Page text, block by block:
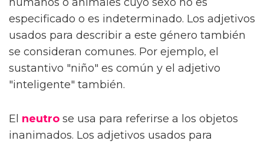
especificado o es indeterminado. Los adjetivos
usados para describir a este género también
se consideran comunes. Por ejemplo, el
sustantivo "niño" es común y el adjetivo
"inteligente" también.
El neutro se usa para referirse a los objetos
inanimados. Los adjetivos usados para